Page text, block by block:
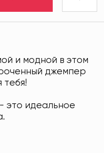
и модной в этом
джемпер
тебя!
это идеальное